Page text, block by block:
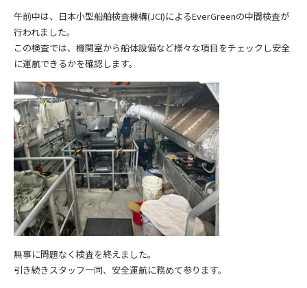
午前中は、日本小型船舶検査機構(JCI)によるEverGreenの中間検査が
行われました。
この検査では、機関室から船体設備など様々な項目をチェックし安全
に運航できるかを確認します。
無事に問題なく検査を終えました。
引き続きスタッフ一同、安全運航に務めて参ります。